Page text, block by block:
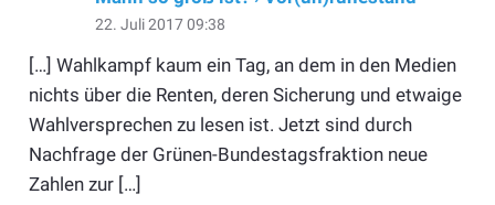
22. Juli 2017 09:38
[…] Wahlkampf kaum ein Tag, an dem in den Medien
nichts über die Renten, deren Sicherung und etwaige
Wahlversprechen zu lesen ist. Jetzt sind durch
Nachfrage der Grünen-Bundestagsfraktion neue
Zahlen zur […]